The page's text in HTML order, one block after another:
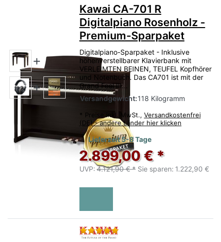
Kawai CA-701 R
Digitalpiano Rosenholz -
Premium-Sparpaket
Digitalpiano-Sparpaket - Inklusive
höhenverstellbarer Klavierbank mit
VERLEIMTEN BEINEN, TEUFEL Kopfhörer
und Notenbuch. Das CA701 ist mit der
Grand Feel III...
Versandgewicht:118 Kilogramm
* Preise inkl. MwSt., Versandkostenfrei
(DE) - andere Länder hier klicken
Lieferzeit 5-8 Tage
2.899,00 € *
UVP: 4.121,90 € * Sie sparen: 1.222,90 €
Bewertung: 5 von 5